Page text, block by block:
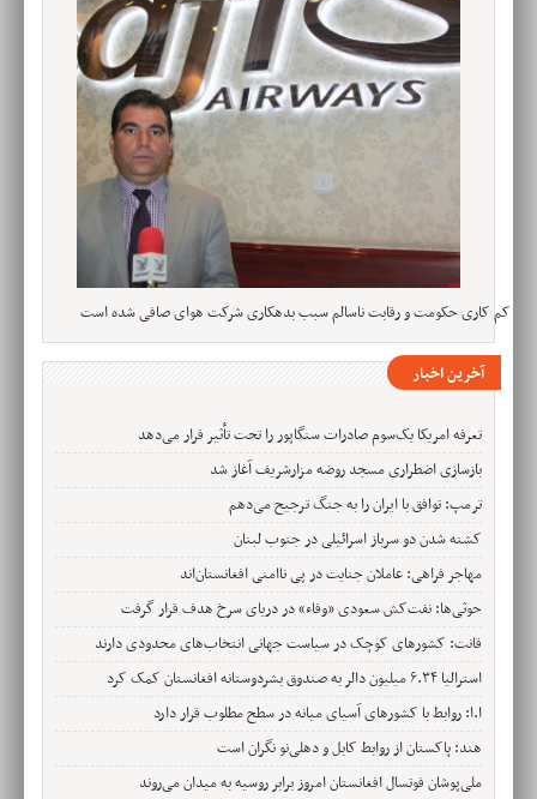
کم کاری حکومت و رقابت ناسالم سبب بدهکاری شرکت هوای صافی شده است
آخرین اخبار
تعرفه امریکا یک‌سوم صادرات سنگاپور را تحت تأثیر قرار می‌دهد
بازسازی اضطراری مسجد روضه مزارشریف آغاز شد
ترمپ: توافق با ایران را به جنگ ترجیح می‌دهم
کشته شدن دو سرباز اسرائیلی در جنوب لبنان
مهاجر فراهی: عاملان جنایت در پی ناامنی افغانستان‌اند
حوثی‌ها: نفت‌کش سعودی «وفاء» در دریای سرخ هدف قرار گرفت
قانت: کشورهای کوچک در سیاست جهانی انتخاب‌های محدودی دارند
استرالیا ۶.۳۴ میلیون دالر به صندوق بشردوستانه افغانستان کمک کرد
ا.ا: روابط با کشورهای آسیای میانه در سطح مطلوب قرار دارد
هند: پاکستان از روابط کابل و دهلی‌نو نگران است
ملی‌پوشان فوتسال افغانستان امروز برابر روسیه به میدان می‌روند